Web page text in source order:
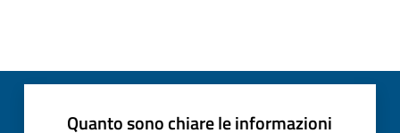
Quanto sono chiare le informazioni